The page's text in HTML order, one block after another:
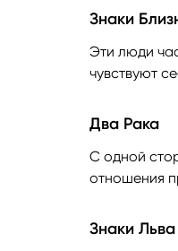
Знаки
Эти люди
чувствуют
Два Рака
С одной
отношения
Знаки